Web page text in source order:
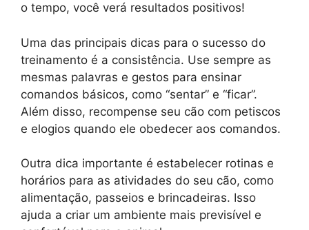
o tempo, você verá resultados positivos!
Uma das principais dicas para o sucesso do
treinamento é a consistência. Use sempre as
mesmas palavras e gestos para ensinar
comandos básicos, como “sentar” e “ficar”.
Além disso, recompense seu cão com petiscos
e elogios quando ele obedecer aos comandos.
Outra dica importante é estabelecer rotinas e
horários para as atividades do seu cão, como
alimentação, passeios e brincadeiras. Isso
ajuda a criar um ambiente mais previsível e